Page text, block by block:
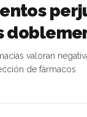
valoran
de fármacos